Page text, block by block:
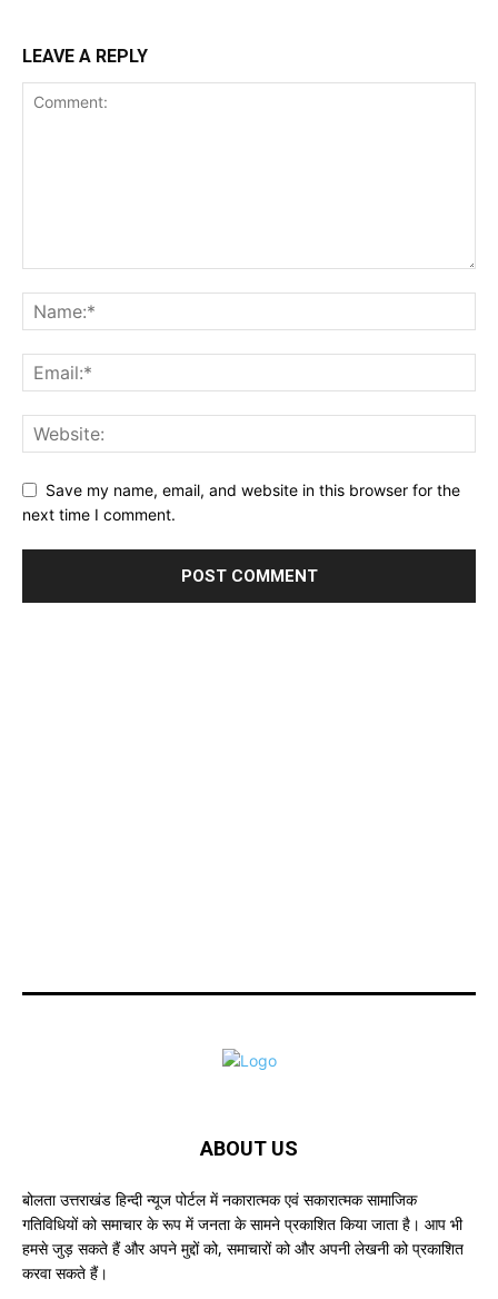
LEAVE A REPLY
Save my name, email, and website in this browser for the
next time I comment.
ABOUT US
बोलता उत्तराखंड हिन्दी न्यूज पोर्टल में नकारात्मक एवं सकारात्मक सामाजिक
गतिविधियों को समाचार के रूप में जनता के सामने प्रकाशित किया जाता है। आप भी
हमसे जुड़ सकते हैं और अपने मुद्दों को, समाचारों को और अपनी लेखनी को प्रकाशित
करवा सकते हैं।